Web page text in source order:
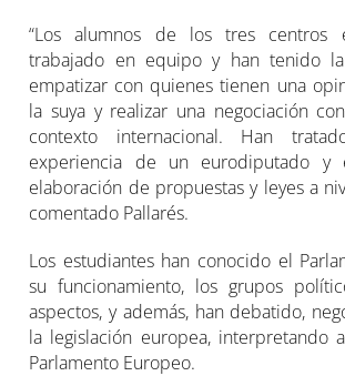
“Los alumnos de los tres centros
trabajado en equipo y han tenido
empatizar con quienes tienen una
la suya y realizar una negociación
contexto internacional. Han
experiencia de un eurodiputado y
elaboración de propuestas y leyes a
comentado Pallarés.
Los estudiantes han conocido el
su funcionamiento, los grupos
aspectos, y además, han debatido,
la legislación europea, interpretando
Parlamento Europeo.